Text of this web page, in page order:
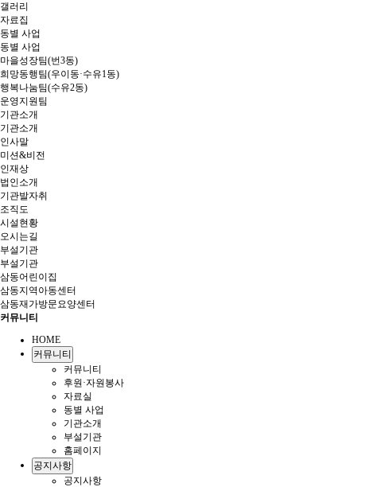
갤러리
자료집
동별 사업
동별 사업
마을성장팀(번3동)
희망동행팀(우이동·수유1동)
행복나눔팀(수유2동)
운영지원팀
기관소개
기관소개
인사말
미션&비전
인재상
법인소개
기관발자취
조직도
시설현황
오시는길
부설기관
부설기관
삼동어린이집
삼동지역아동센터
삼동재가방문요양센터
커뮤니티
HOME
커뮤니티
커뮤니티
후원·자원봉사
자료실
동별 사업
기관소개
부설기관
홈페이지
공지사항
공지사항